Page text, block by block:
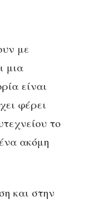
με
μια
είναι
φέρει
το
ακόμη
και στην